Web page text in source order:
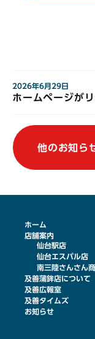
2026年6月29日
ホームページが
他のお知ら
ホーム
店舗案内
仙台駅店
仙台エスパル店
南三陸さんさん
及善蒲鉾店について
及善広報室
及善タイムズ
お知らせ